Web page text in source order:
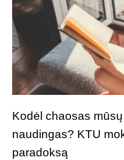
Kodėl chaosas
naudingas? KTU
paradoksą